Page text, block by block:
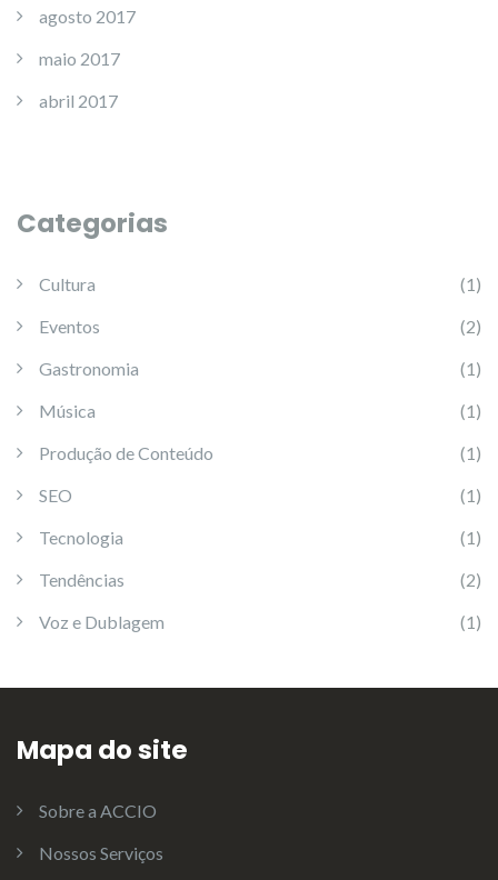
agosto 2017
maio 2017
abril 2017
Categorias
Cultura
(1)
Eventos
(2)
Gastronomia
(1)
Música
(1)
Produção de Conteúdo
(1)
SEO
(1)
Tecnologia
(1)
Tendências
(2)
Voz e Dublagem
(1)
Mapa do site
Sobre a ACCIO
Nossos Serviços